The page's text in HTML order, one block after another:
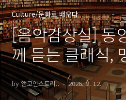
Culture/문화로 배우다
[음악감상실] 동
께 듣는 클래식,
by 앰코인스토리.. 2026. 2. 12.